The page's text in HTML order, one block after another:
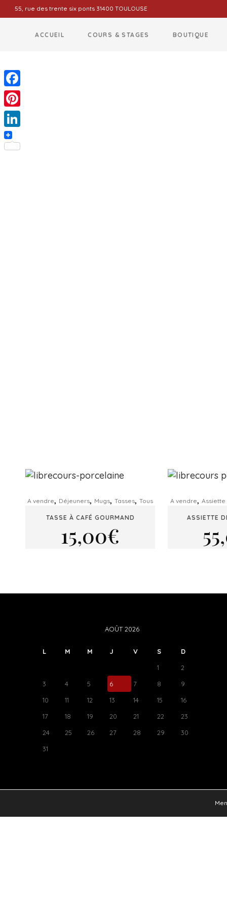
55, rue des trente six ponts 31400 TOULOUSE
ACCUEIL COURS & STAGES BOUTIQUE
A vendre, Déjeuners, Mugs,Tasses,Tous
TASSE À CAFÉ GOURMAND
15,00€
A vendre,
ASSIETTE
AOÛT 2026
L M M J V S
D
1
2
3
4 5 6 7 8
9
10
11 12 13 14 15
16
17
18 19 20 21 22
23
24
25 26 27 28 29
30
31
Facebook
Pinterest
LinkedIn